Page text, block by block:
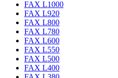
FAX L1000
FAX L920
FAX L800
FAX L780
FAX L600
FAX L550
FAX L500
FAX L400